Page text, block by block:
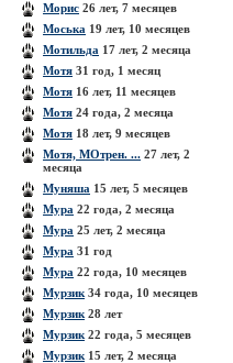
Морис 26 лет, 7 месяцев
Моська 19 лет, 10 месяцев
Мотильда 17 лет, 2 месяца
Мотя 31 год, 1 месяц
Мотя 16 лет, 11 месяцев
Мотя 24 года, 2 месяца
Мотя 18 лет, 9 месяцев
Мотя, МОтрен. ... 27 лет, 2
месяца
Муняша 15 лет, 5 месяцев
Мура 22 года, 2 месяца
Мура 25 лет, 2 месяца
Мура 31 год
Мура 22 года, 10 месяцев
Мурзик 34 года, 10 месяцев
Мурзик 28 лет
Мурзик 22 года, 5 месяцев
Мурзик 15 лет, 2 месяца